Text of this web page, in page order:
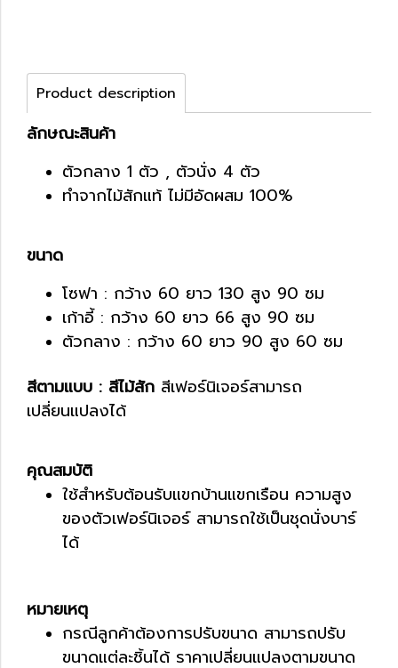
Product description
ลักษณะสินค้า
ตัวกลาง 1 ตัว , ตัวนั่ง 4 ตัว
ทำจากไม้สักแท้ ไม่มีอัดผสม 100%
ขนาด
โซฟา : กว้าง 60 ยาว 130 สูง 90 ซม
เก้าอี้ : กว้าง 60 ยาว 66 สูง 90 ซม
ตัวกลาง : กว้าง 60 ยาว 90 สูง 60 ซม
สีตามแบบ : สีไม้สัก สีเฟอร์นิเจอร์สามารถ
เปลี่ยนแปลงได้
คุณสมบัติ
ใช้สำหรับต้อนรับแขกบ้านแขกเรือน ความสูง
ของตัวเฟอร์นิเจอร์ สามารถใช้เป็นชุดนั่งบาร์
ได้
หมายเหตุ
กรณีลูกค้าต้องการปรับขนาด สามารถปรับ
ขนาดแต่ละชิ้นได้ ราคาเปลี่ยนแปลงตามขนาด